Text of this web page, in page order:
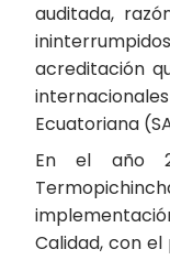
auditada,
acreditación
Ecuatoriana
En el año
Calidad, con